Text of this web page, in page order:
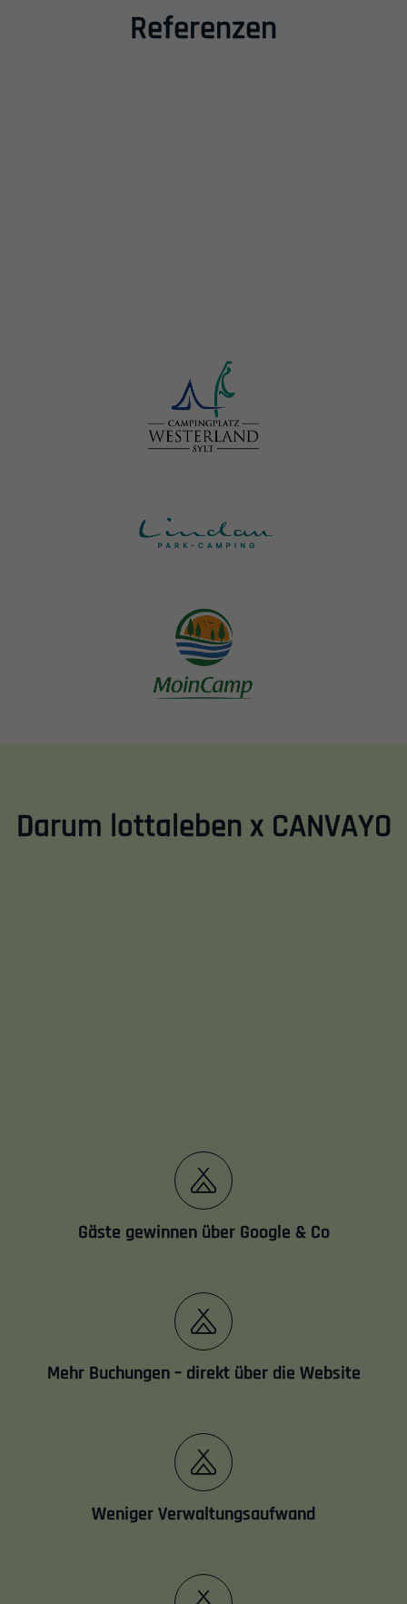
Einleitung
Referenzen
Einleitung
Darum lottaleben x CANVAYO
Abschnitt für Icons und Features
Gäste gewinnen über Google & Co
Mehr Buchungen – direkt über die Website
Weniger Verwaltungsaufwand